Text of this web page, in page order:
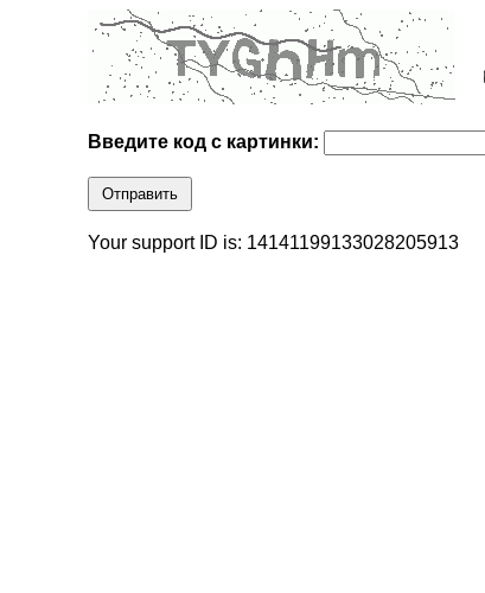
Введите код с картинки:
Отправить
Your support ID is: 14141199133028205913